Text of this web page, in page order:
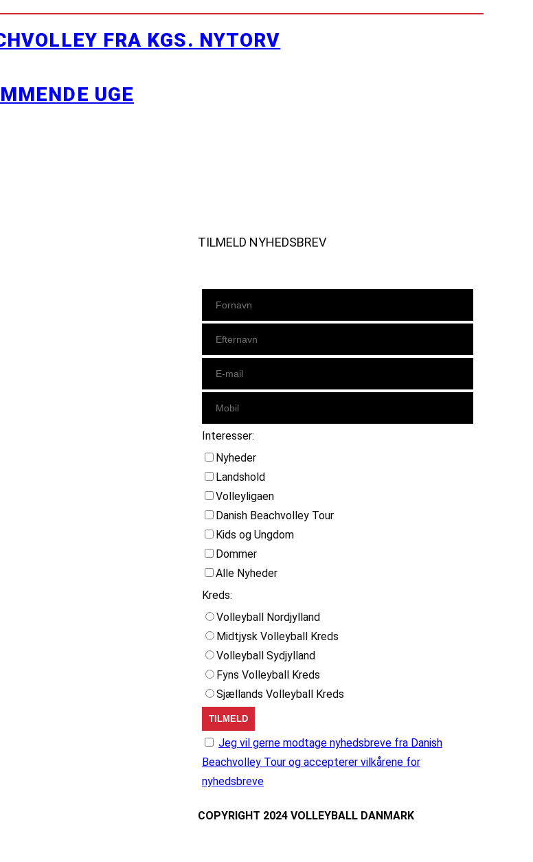
FRA KGS. NYTORV
UGE
TILMELD NYHEDSBREV
Interesser:
Nyheder
Landshold
Volleyligaen
Danish Beachvolley Tour
Kids og Ungdom
Dommer
Alle Nyheder
Kreds:
Volleyball Nordjylland
Midtjysk Volleyball Kreds
Volleyball Sydjylland
Fyns Volleyball Kreds
Sjællands Volleyball Kreds
Jeg vil gerne modtage nyhedsbreve fra Danish
Beachvolley Tour og accepterer vilkårene for
nyhedsbreve
COPYRIGHT 2024 VOLLEYBALL DANMARK